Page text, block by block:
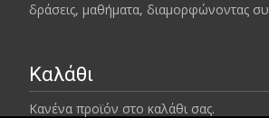
δράσεις, μαθήματα, διαμορφώνοντας
Καλάθι
Κανένα προϊόν στο καλάθι σας.